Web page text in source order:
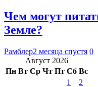
Чем могут
Земле?
Рамблер2 месяца спустя 0
Август 2026
Пн Вт Ср Чт Пт Сб Вс
1
2